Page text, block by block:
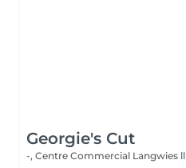
Georgie's Cut
-, Centre Commercial Langwies ll